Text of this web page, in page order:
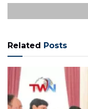
Related Posts